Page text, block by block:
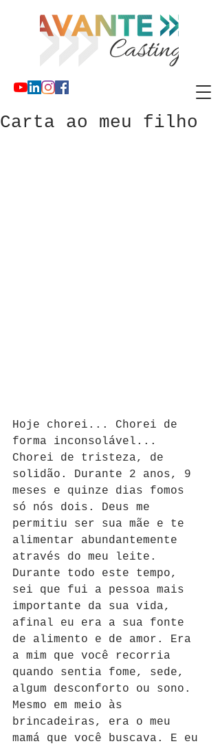
Carta ao meu filho
Hoje chorei... Chorei de
forma inconsolável...
Chorei de tristeza, de
solidão. Durante 2 anos, 9
meses e quinze dias fomos
só nós dois. Deus me
permitiu ser sua mãe e te
alimentar abundantemente
através do meu leite.
Durante todo este tempo,
sei que fui a pessoa mais
importante da sua vida,
afinal eu era a sua fonte
de alimento e de amor. Era
a mim que você recorria
quando sentia fome, sede,
algum desconforto ou sono.
Mesmo em meio às
brincadeiras, era o meu
mamá que você buscava. E eu